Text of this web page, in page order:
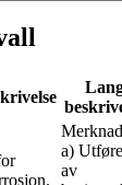
a)
av